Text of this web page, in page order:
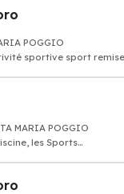
POGGIO
sportive sport
MARIA POGGIO
les Sports